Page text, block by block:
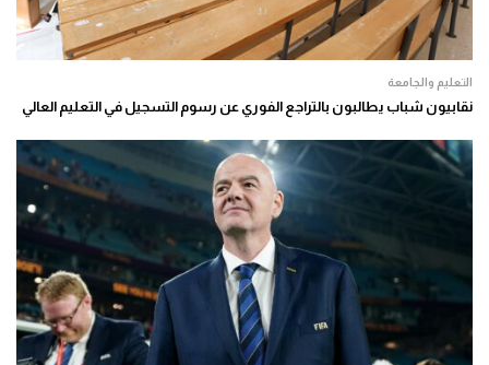
التعليم والجامعة
نقابيون شباب يطالبون بالتراجع الفوري عن رسوم التسجيل في التعليم العالي